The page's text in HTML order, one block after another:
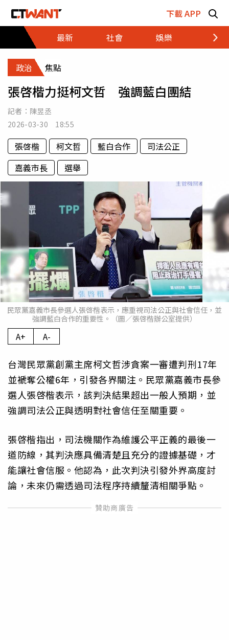
下載 APP
最新
社會 娛樂 財經
政治 焦點
張啓楷力挺柯文哲 強調藍白團結
記者： 陳昱丞
2026-03-30 18:55
張啓楷 柯文哲 藍白合作
司法公正
嘉義市長
選舉
民眾黨嘉義市長參選人張啓楷表示，應重視司法公正與社會信任，並
強調藍白合作的重要性。（圖／張啓楷辦公室提供）
A+ A-
台灣民眾黨創黨主席柯文哲涉貪案一審遭判刑17年
並褫奪公權6年，引發各界關注。民眾黨嘉義市長參
選人張啓楷表示，該判決結果超出一般人預期，並
強調司法公正與透明對社會信任至關重要。
張啓楷指出，司法機關作為維護公平正義的最後一
道防線，其判決應具備清楚且充分的證據基礎，才
能讓社會信服。他認為，此次判決引發外界高度討
論，未來仍需透過司法程序持續釐清相關爭點。